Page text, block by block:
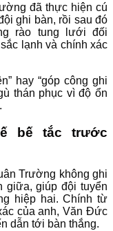
đã thực hiện cú
ghi bàn, rồi sau đó
rào tung lưới đối
lạnh và chính xác
hay “góp công ghi
thán phục vì độ ổn
bế tắc trước
Trường không ghi
giữa, giúp đội tuyển
hiệp hai. Chính từ
của anh, Văn Đức
dẫn tới bàn thắng.